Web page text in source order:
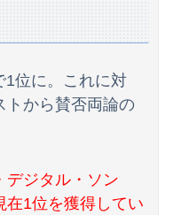
ｗｗｗｗｗ
！！
1位に。これに対
トから賛否両論の
デジタル・ソン
在1位を獲得してい